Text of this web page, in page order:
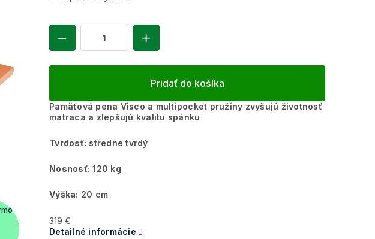
Pridať do košíka
Pamäťová pena Visco a multipocket pružiny zvyšujú životnosť
matraca a zlepšujú kvalitu spánku
Tvrdosť: stredne tvrdý
Nosnosť: 120 kg
Výška: 20 cm
319 €
Detailné informácie